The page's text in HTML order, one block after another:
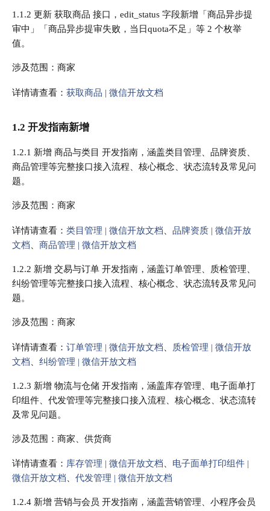
1.1.2 更新 获取商品 接口，edit_status 字段新增「商品异步提
审中」「商品异步提审失败，当日quota不足」等 2 个枚举
值。
涉及范围：商家
详情请查看： 获取商品 | 微信开放文档
1.2 开发指南新增
1.2.1 新增 商品与类目 开发指南，涵盖类目管理、品牌资质、
商品管理等完整接口接入流程、核心概念、状态流转及常见问
题。
涉及范围：商家
详情请查看： 类目管理 | 微信开放文档
品牌资质 | 微信开放
文档
商品管理 | 微信开放文档
1.2.2 新增 交易与订单 开发指南，涵盖订单管理、质检管理、
纠纷管理等完整接口接入流程、核心概念、状态流转及常见问
题。
涉及范围：商家
详情请查看： 订单管理 | 微信开放文档
质检管理 | 微信开放
文档
纠纷管理 | 微信开放文档
1.2.3 新增 物流与仓储 开发指南，涵盖库存管理、电子面单打
印组件、代发管理等完整接口接入流程、核心概念、状态流转
及常见问题。
涉及范围：商家、供货商
详情请查看： 库存管理 | 微信开放文档
电子面单打印组件 |
微信开放文档
代发管理 | 微信开放文档
1.2.4 新增 营销与会员 开发指南，涵盖营销管理、小程序会员